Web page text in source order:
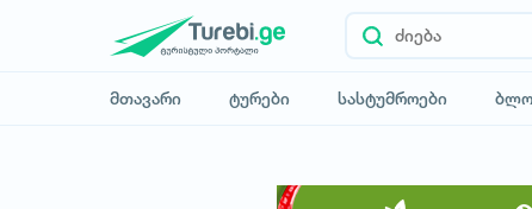
მთავარი ტურები სასტუმროები